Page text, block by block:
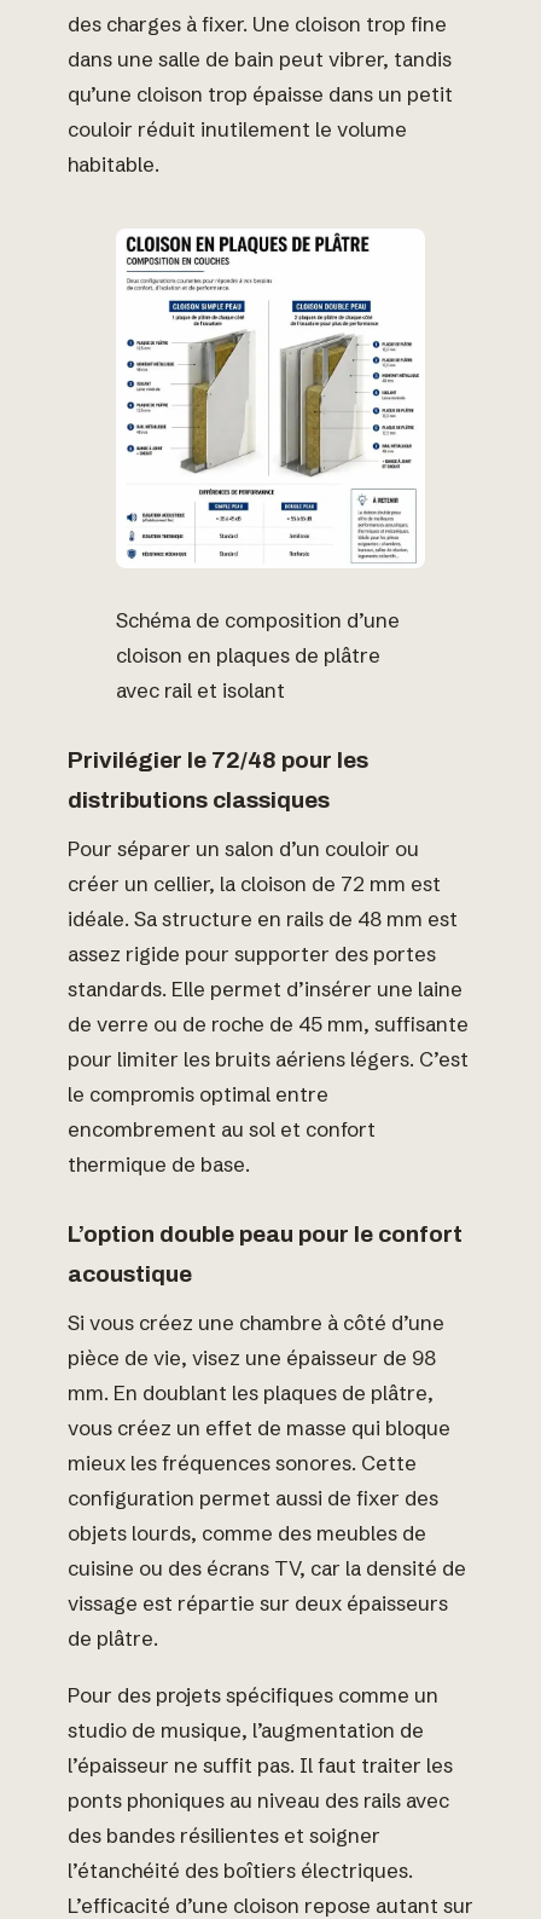
des charges à fixer. Une cloison trop fine
dans une salle de bain peut vibrer, tandis
qu’une cloison trop épaisse dans un petit
couloir réduit inutilement le volume
habitable.
Schéma de composition d’une
cloison en plaques de plâtre
avec rail et isolant
Privilégier le 72/48 pour les
distributions classiques
Pour séparer un salon d’un couloir ou
créer un cellier, la cloison de 72 mm est
idéale. Sa structure en rails de 48 mm est
assez rigide pour supporter des portes
standards. Elle permet d’insérer une laine
de verre ou de roche de 45 mm, suffisante
pour limiter les bruits aériens légers. C’est
le compromis optimal entre
encombrement au sol et confort
thermique de base.
L’option double peau pour le confort
acoustique
Si vous créez une chambre à côté d’une
pièce de vie, visez une épaisseur de 98
mm. En doublant les plaques de plâtre,
vous créez un effet de masse qui bloque
mieux les fréquences sonores. Cette
configuration permet aussi de fixer des
objets lourds, comme des meubles de
cuisine ou des écrans TV, car la densité de
vissage est répartie sur deux épaisseurs
de plâtre.
Pour des projets spécifiques comme un
studio de musique, l’augmentation de
l’épaisseur ne suffit pas. Il faut traiter les
ponts phoniques au niveau des rails avec
des bandes résilientes et soigner
l’étanchéité des boîtiers électriques.
L’efficacité d’une cloison repose autant sur